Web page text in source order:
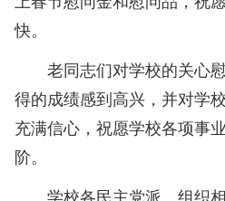
快。
老同志们对学校的关心
得的成绩感到高兴，并对学
充满信心，祝愿学校各项事
阶。
学校各民主党派、组织